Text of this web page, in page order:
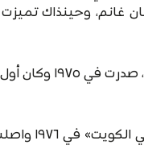
لسان حال